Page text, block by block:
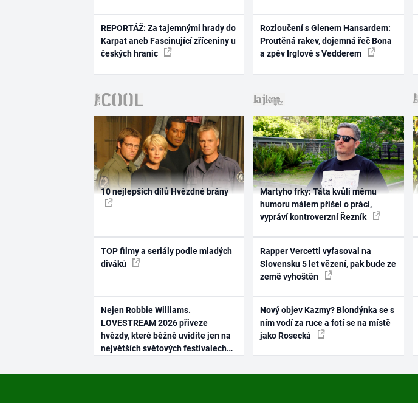
REPORTÁŽ: Za tajemnými hrady do
Karpat aneb Fascinující zříceniny u
českých hranic
Rozloučení s Glenem Hansardem:
Proutěná rakev, dojemná řeč Bona
a zpěv Irglové s Vedderem
10 nejlepších dílů Hvězdné brány
TOP filmy a seriály podle mladých
diváků
Nejen Robbie Williams.
LOVESTREAM 2026 přiveze
hvězdy, které běžně uvidíte jen na
největších světových festivalech
Martyho frky: Táta kvůli mému
humoru málem přišel o práci,
vypráví kontroverzní Řezník
Rapper Vercetti vyfasoval na
Slovensku 5 let vězení, pak bude ze
země vyhoštěn
Nový objev Kazmy? Blondýnka se s
ním vodí za ruce a fotí se na místě
jako Rosecká